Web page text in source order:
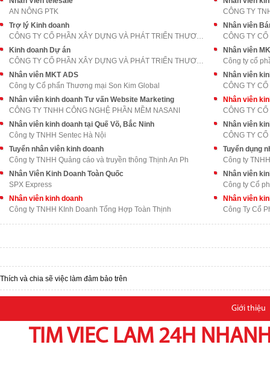
AN NÔNG PTK
CÔNG TY
Trợ lý Kinh doanh
CÔNG TY CỔ PHẦN XÂY DỰNG VÀ PHÁT TRIỂN THƯƠNG MẠI
Nhân viên
Kinh doanh Dự án
CÔNG TY CỔ PHẦN XÂY DỰNG VÀ PHÁT TRIỂN THƯƠNG MẠI
Nhân viên
Công ty cổ
Nhân viên MKT ADS
Công ty Cổ phẩn Thương mại Son Kim Global
Nhân viên
CÔNG TY
Nhân viên kinh doanh Tư vấn Website Marketing
CÔNG TY TNHH CÔNG NGHỆ PHẦN MỀM NASANI
Nhân viên
CÔNG TY
Nhân viên kinh doanh tại Quế Võ, Bắc Ninh
Công ty TNHH Sentec Hà Nội
Nhân viên
CÔNG TY
Tuyển nhân viên kinh doanh
Công ty TNHH Quảng cáo và truyền thông Thịnh An Ph
Tuyển dụng
Công ty
Nhân Viên Kinh Doanh Toàn Quốc
SPX Express
Nhân viên
Công ty Cổ
Nhân viên kinh doanh
Công ty TNHH KInh Doanh Tổng Hợp Toàn Thịnh
Nhân viên
Công Ty Cổ
Thích và chia sẽ việc làm đảm bảo trên
Giới thiệu
TIM VIEC LAM 24H